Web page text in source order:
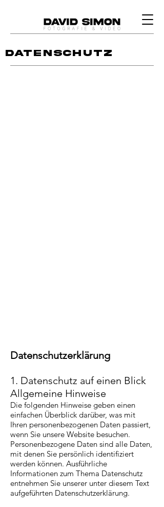
DATENSCHUTZ
Datenschutzerklärung
1. Datenschutz auf einen Blick
Allgemeine Hinweise
Die folgenden Hinweise geben einen
einfachen Überblick darüber, was mit
Ihren personenbezogenen Daten passiert,
wenn Sie unsere Website besuchen.
Personenbezogene Daten sind alle Daten,
mit denen Sie persönlich identifiziert
werden können. Ausführliche
Informationen zum Thema Datenschutz
entnehmen Sie unserer unter diesem Text
aufgeführten Datenschutzerklärung.